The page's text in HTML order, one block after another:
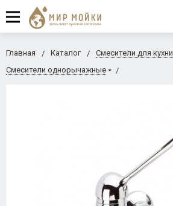
Главная Каталог
Смесители для кухни
Смесители однорычажные